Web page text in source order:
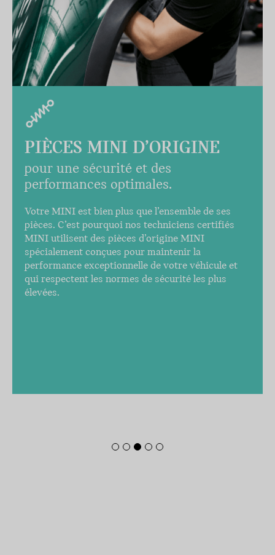
PIÈCES MINI D’ORIGINE
pour une sécurité et des
performances optimales.
Votre MINI est bien plus que l’ensemble de ses
pièces. C’est pourquoi nos techniciens certifiés
MINI utilisent des pièces d’origine MINI
spécialement conçues pour maintenir la
performance exceptionnelle de votre véhicule et
qui respectent les normes de sécurité les plus
élevées.